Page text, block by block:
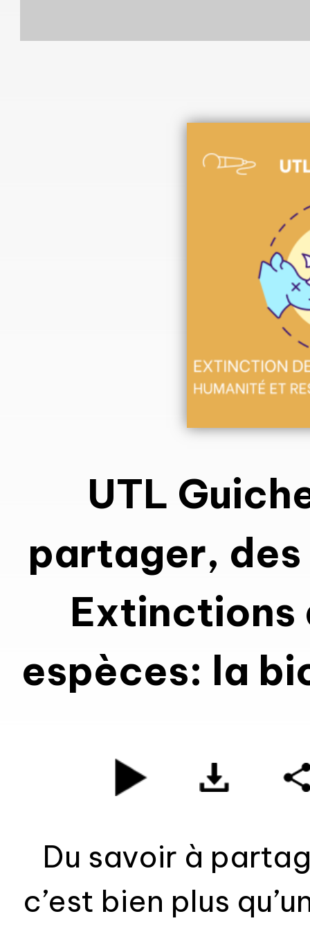
UTL
partager,
Extinctions
espèces: la
Du savoir à
c’est bien plus